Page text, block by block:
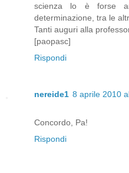
scienza lo è forse
determinazione, tra le
Tanti auguri alla
[paopasc]
Rispondi
nereide1 8 aprile 2010
Concordo, Pa!
Rispondi